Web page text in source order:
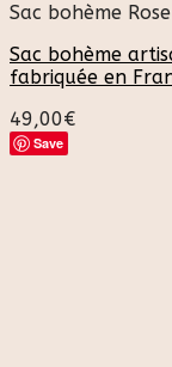
Sac bohème
Sac bohème
fabriquée en
49,00€
Save